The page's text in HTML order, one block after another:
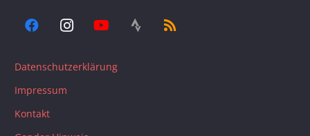
Datenschutzerklärung
Impressum
Kontakt